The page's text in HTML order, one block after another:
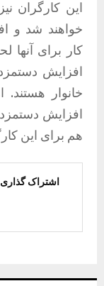
این کارگران
خواهند شد و
کار برای آنها
افزایش
خانوار
افزایش
هم برای این
اشتراک گذاری